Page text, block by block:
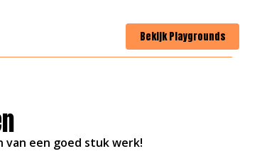
Bekijk Playgrounds
van een goed stuk werk!